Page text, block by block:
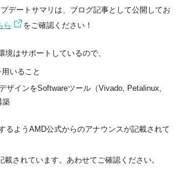
デートサマリは、ブログ記事として公開してお
ら をご確認ください！
境はサポートしているので、
いること
ザインをSoftwareツール（Vivado, Petalinux,
築
るようAMD公式からのアナウンスが記載されて
載されています。あわせてご確認ください。